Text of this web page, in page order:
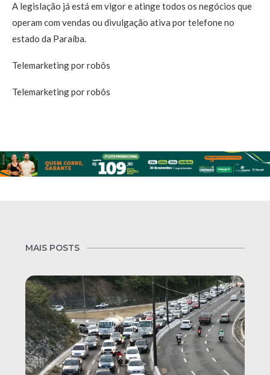
A legislação já está em vigor e atinge todos os negócios que
operam com vendas ou divulgação ativa por telefone no
estado da Paraíba.
Telemarketing por robôs
Telemarketing por robôs
MAIS POSTS